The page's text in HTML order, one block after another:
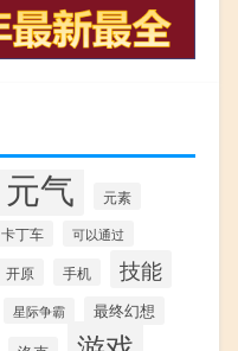
元气 元素
卡丁车 可以通过
开原 手机 技能
星际争霸 最终幻想